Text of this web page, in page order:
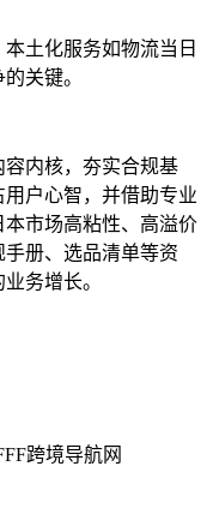
土化服务如物流当日
关键。
内核，夯实合规基
户心智，并借助专业
市场高粘性、高溢价
册、选品清单等资
务增长。
跨境导航网